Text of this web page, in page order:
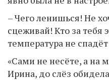
– Чего ленишься! Не
сцеживай! Кто за тебя
температура не
«Сами не несёте, а на
Ирина, до слёз